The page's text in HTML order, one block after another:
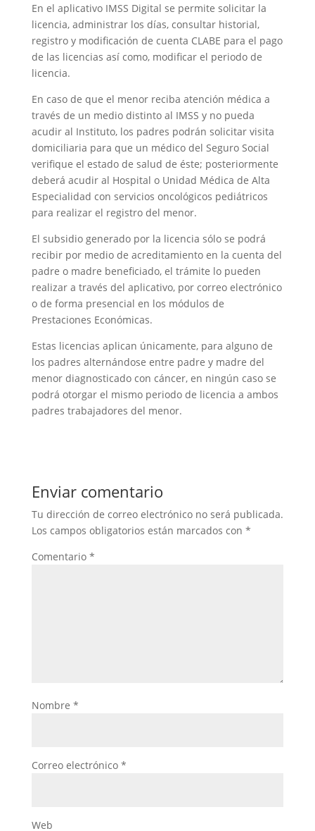
En el aplicativo IMSS Digital se permite solicitar la
licencia, administrar los días, consultar historial,
registro y modificación de cuenta CLABE para el pago
de las licencias así como, modificar el periodo de
licencia.
En caso de que el menor reciba atención médica a
través de un medio distinto al IMSS y no pueda
acudir al Instituto, los padres podrán solicitar visita
domiciliaria para que un médico del Seguro Social
verifique el estado de salud de éste; posteriormente
deberá acudir al Hospital o Unidad Médica de Alta
Especialidad con servicios oncológicos pediátricos
para realizar el registro del menor.
El subsidio generado por la licencia sólo se podrá
recibir por medio de acreditamiento en la cuenta del
padre o madre beneficiado, el trámite lo pueden
realizar a través del aplicativo, por correo electrónico
o de forma presencial en los módulos de
Prestaciones Económicas.
Estas licencias aplican únicamente, para alguno de
los padres alternándose entre padre y madre del
menor diagnosticado con cáncer, en ningún caso se
podrá otorgar el mismo periodo de licencia a ambos
padres trabajadores del menor.
Enviar comentario
Tu dirección de correo electrónico no será publicada.
Los campos obligatorios están marcados con *
Comentario *
Nombre *
Correo electrónico *
Web